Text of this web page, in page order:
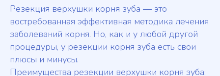
Резекция верхушки корня зуба — это
востребованная эффективная методика лечения
заболеваний корня. Но, как и у любой другой
процедуры, у резекции корня зуба есть свои
плюсы и минусы.
Преимущества резекции верхушки корня зуба: